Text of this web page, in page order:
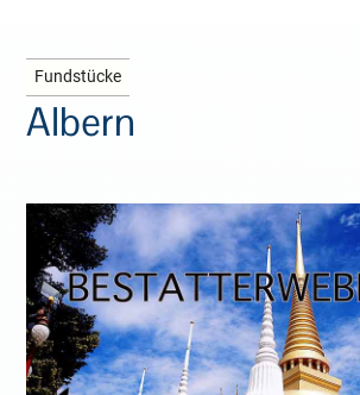
Fundstücke
Albern